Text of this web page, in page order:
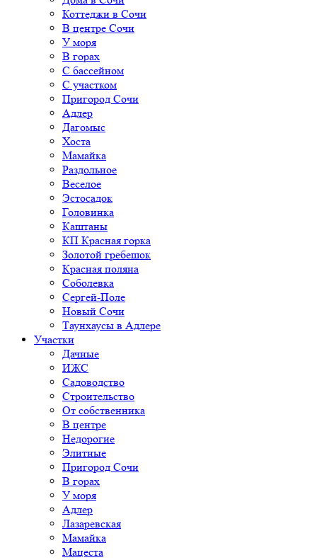
Коттеджи в Сочи
В центре Сочи
У моря
В горах
С бассейном
С участком
Пригород Сочи
Адлер
Дагомыс
Хоста
Мамайка
Раздольное
Веселое
Эстосадок
Головинка
Каштаны
КП Красная горка
Золотой гребешок
Красная поляна
Соболевка
Сергей-Поле
Новый Сочи
Таунхаусы в Адлере
Участки
Дачные
ИЖС
Садоводство
Строительство
От собственника
В центре
Недорогие
Элитные
Пригород Сочи
В горах
У моря
Адлер
Лазаревская
Мамайка
Мацеста